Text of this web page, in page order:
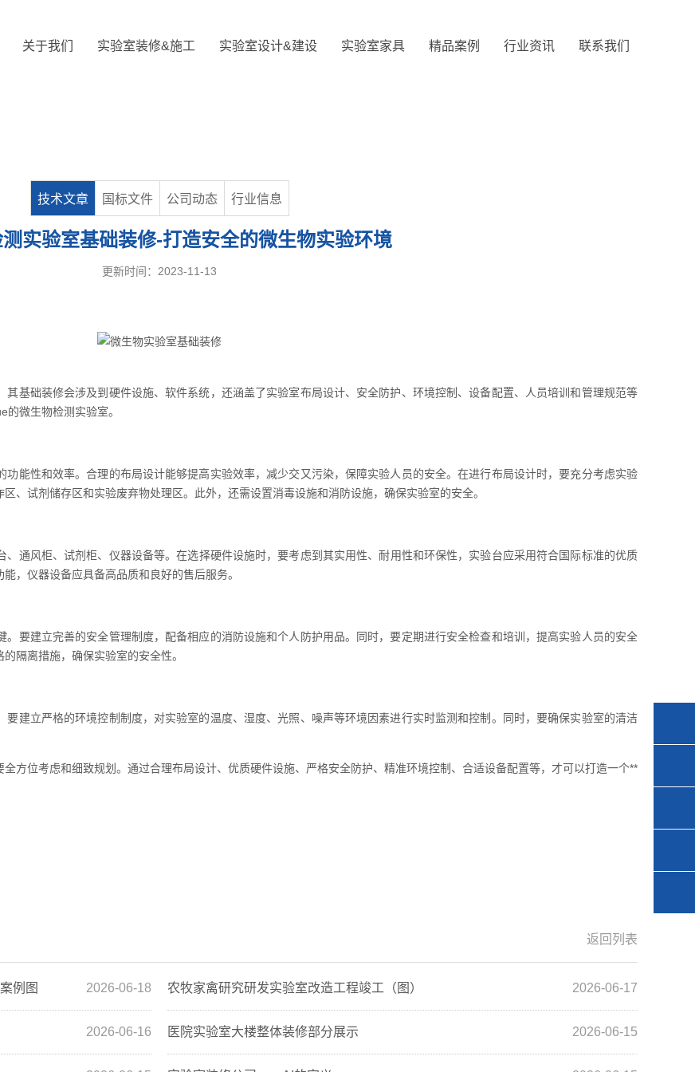
关于我们 实验室装修&施工 实验室设计&建设 实验室家具 精品案例 行业资讯 联系我们
技术文章 国标文件 公司动态 行业信息
实验室基础装修-打造安全的微生物实验环境
更新时间：2023-11-13
础装修会涉及到硬件设施、软件系统，还涵盖了实验室布局设计、安全防护、环境控制、设备配置、人员培训和管理规范等
微生物检测实验室。
性和效率。合理的布局设计能够提高实验效率，减少交又污染，保障实验人员的安全。在进行布局设计时，要充分考虑实验
、试剂储存区和实验废弃物处理区。此外，还需设置消毒设施和消防设施，确保实验室的安全。
、 通风柜、试剂柜、仪器设备等。在选择硬件设施时，要考虑到其实用性、耐用性和环保性，实验台应采用符合国际标准的优质
，仪器设备应具备高品质和良好的售后服务。
建立完善的安全管理制度，配备相应的消防设施和个人防护用品。同时，要定期进行安全检查和培训，提高实验人员的安全
隔离措施，确保实验室的安全性。
立严格的环境控制制度，对实验室的温度、湿度、光照、噪声等环境因素进行实时监测和控制。同时，要确保实验室的清洁
方位考虑和细致规划。通过合理布局设计、优质硬件设施、严格安全防护、精准环境控制、合适设备配置等，才可以打造一个**
返回列表
2026-06-18
例图 2026-06-17
农牧家禽研究研发实验室改造工程竣工（图）
2026-06-16 2026-06-15
医院实验室大楼整体装修部分展示